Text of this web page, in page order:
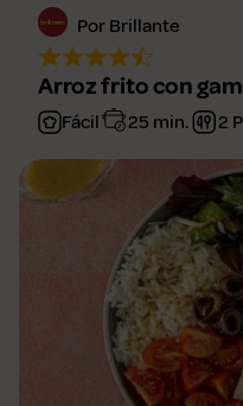
Por Brillante
Arroz frito con
Fácil 25 min. 2